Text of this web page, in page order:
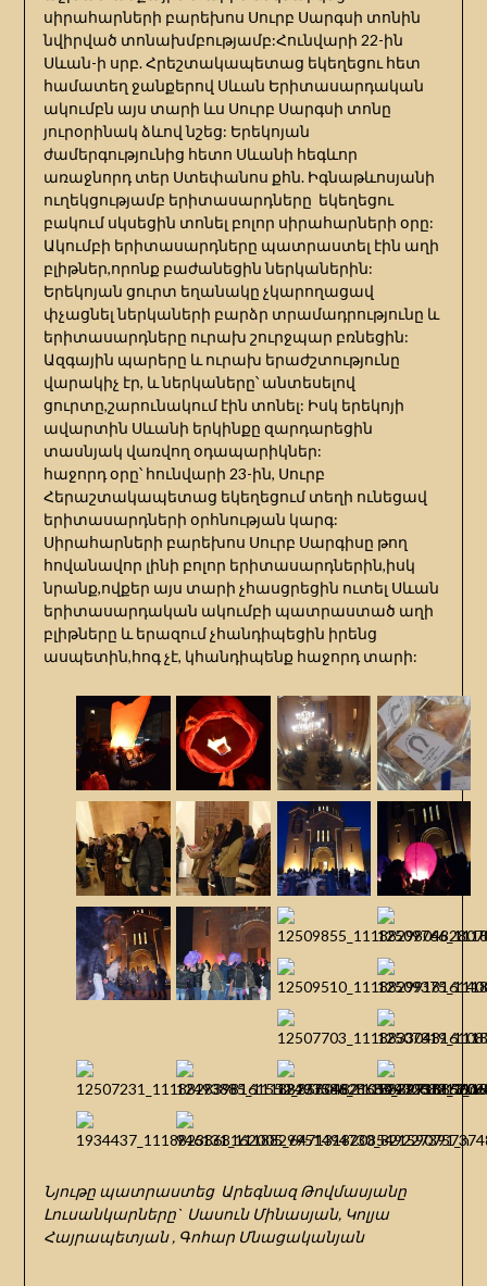
սիրահարների բարեխոս Սուրբ Սարգսի տոնին
նվիրված տոնախմբությամբ:Հունվարի 22-ին
Սևան-ի սրբ. Հրեշտակապետաց եկեղեցու հետ
համատեղ ջանքերով Սևան Երիտասարդական
ակումբն այս տարի ևս Սուրբ Սարգսի տոնը
յուրօրինակ ձևով նշեց: Երեկոյան
ժամերգությունից հետո Սևանի հեգևոր
առաջնորդ տեր Ստեփանոս քհն. Իգնաթևոսյանի
ուղեկցությամբ երիտասարդները եկեղեցու
բակում սկսեցին տոնել բոլոր սիրահարների օրը:
Ակումբի երիտասարդները պատրաստել էին աղի
բլիթներ,որոնք բաժանեցին ներկաներին:
Երեկոյան ցուրտ եղանակը չկարողացավ
փչացնել ներկաների բարձր տրամադրությունը և
երիտասարդները ուրախ շուրջպար բռնեցին:
Ազգային պարերը և ուրախ երաժշտությունը
վարակիչ էր, և ներկաները՝ անտեսելով
ցուրտը,շարունակում էին տոնել: Իսկ երեկոյի
ավարտին Սևանի երկինքը զարդարեցին
տասնյակ վառվող օդապարիկներ:
հաջորդ օրը՝ հունվարի 23-ին, Սուրբ
Հերաշտակապետաց եկեղեցում տեղի ունեցավ
երիտասարդների օրհնության կարգ:
Սիրահարների բարեխոս Սուրբ Սարգիսը թող
հովանավոր լինի բոլոր երիտասարդներին,իսկ
նրանք,ովքեր այս տարի չհասցրեցին ուտել Սևան
երիտասարդական ակումբի պատրաստած աղի
բլիթները և երազում չհանդիպեցին իրենց
ասպետին,հոգ չէ, կհանդիպենք հաջորդ տարի:
Նյութը պատրաստեց Արեգնազ Թովմասյանը
Լուսանկարները` Սասուն Մինասյան, Կոլյա
Հայրապետյան , Գոհար Մնացականյան